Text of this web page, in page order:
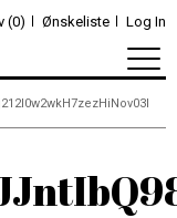
(0) Ønskeliste Log In